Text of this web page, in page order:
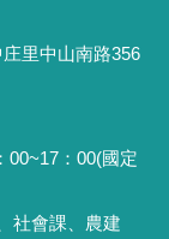
里中山南路356
00~17：00(國定
社會課、農建